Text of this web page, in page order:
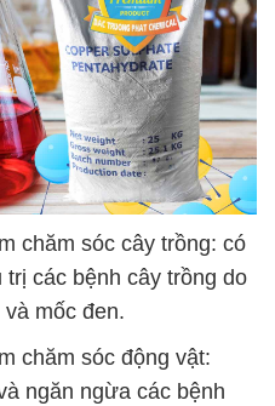
chăm sóc cây trồng: có
các bệnh cây trồng do
mốc đen.
chăm sóc động vật:
ngăn ngừa các bệnh